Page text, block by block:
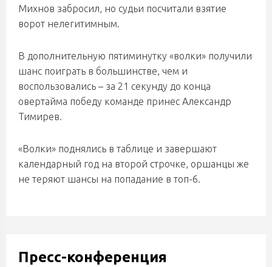
Михнов забросил, но судьи посчитали взятие
ворот нелегитимным.
В дополнительную пятиминутку «волки» получили
шанс поиграть в большинстве, чем и
воспользовались – за 21 секунду до конца
овертайма победу команде принес Александр
Тимирев.
«Волки» поднялись в таблице и завершают
календарный год на второй строчке, оршанцы же
не теряют шансы на попадание в топ-6.
Пресс-конференция